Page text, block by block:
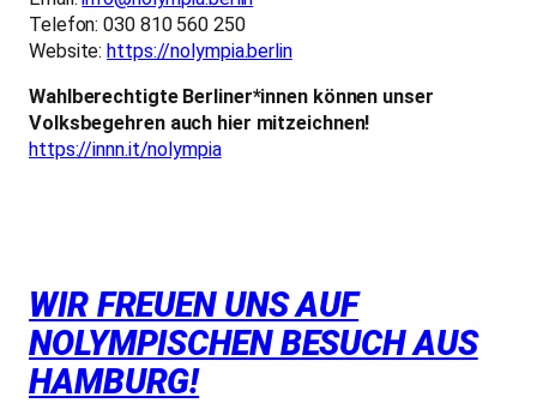
Telefon: 030 810 560 250
Website:https://nolympia.berlin
Wahlberechtigte Berliner*innen können unser
Volksbegehren auch hier mitzeichnen!
https://innn.it/nolympia
WIR FREUEN UNS AUF
NOLYMPISCHEN BESUCH AUS
HAMBURG!